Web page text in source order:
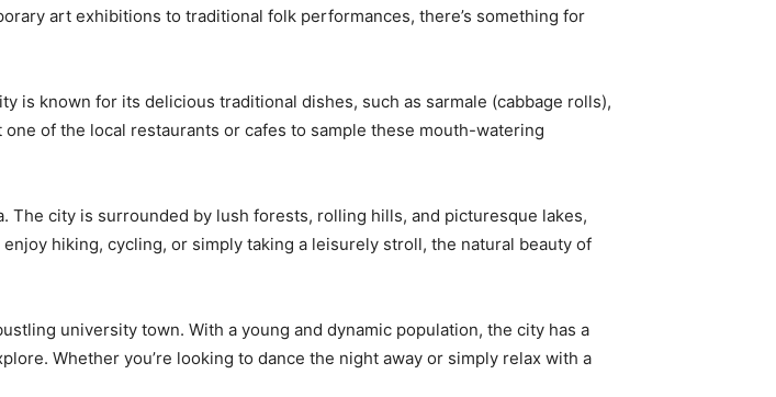
art⁣ exhibitions⁤ to traditional folk performances, there’s something for
is known for its delicious traditional dishes, such as sarmale (cabbage‍ rolls),
of the​ local restaurants or⁣ cafes to⁢ sample these⁤ mouth-watering
The⁣ city ‌is‌ surrounded by lush forests, rolling hills, and picturesque lakes,
hiking, cycling, or‌ simply ⁣taking a leisurely stroll, the natural beauty of
university town. With a ⁢young and dynamic population, the city has a
Whether you’re looking to dance the⁣ night away or simply relax with a‍